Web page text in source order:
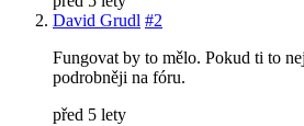
David Grudl #2
Fungovat by to mělo. Pokud ti to
podrobněji na fóru.
před 5 lety